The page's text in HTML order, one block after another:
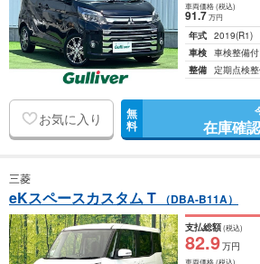
車両価格(税込)
91.7万円
年式 2019(R1)
車検 車検整備付
整備 定期点検
お気に入り 無
料 在庫確
三菱
eKスペースカスタム T （DBA-B11A）
支払総額(税込)
82.9万円
車両価格(税込)